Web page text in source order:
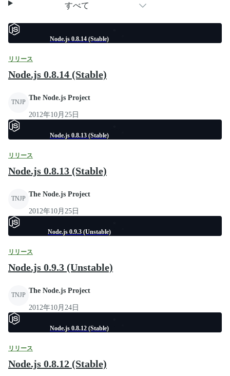
すべて
Node.js 0.8.14 (Stable)
リリース
Node.js 0.8.14 (Stable)
TNJP
The Node.js Project
2012年10月25日
Node.js 0.8.13 (Stable)
リリース
Node.js 0.8.13 (Stable)
TNJP
The Node.js Project
2012年10月25日
Node.js 0.9.3 (Unstable)
リリース
Node.js 0.9.3 (Unstable)
TNJP
The Node.js Project
2012年10月24日
Node.js 0.8.12 (Stable)
リリース
Node.js 0.8.12 (Stable)